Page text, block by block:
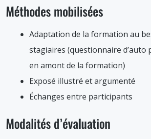
Méthodes mobilisées
Adaptation de la formation au
stagiaires (questionnaire
en amont de la formation)
Exposé illustré et argumenté
Échanges entre participants
Modalités d’évaluation